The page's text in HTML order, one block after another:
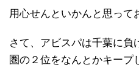
用心せんといかんと思って
さて、アビスパは千葉に負
圏の２位をなんとかキープ